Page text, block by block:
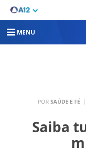
MENU
POR SAÚDE E FÉ
Saiba